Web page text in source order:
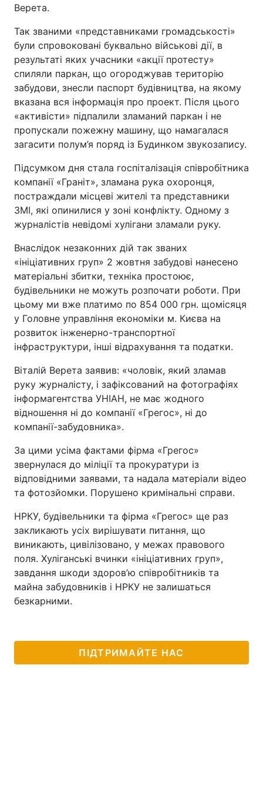
Верета.
Так званими «представниками громадськості»
були спровоковані буквально військові дії, в
результаті яких учасники «акції протесту»
спиляли паркан, що огороджував територію
забудови, знесли паспорт будівництва, на якому
вказана вся інформація про проект. Після цього
«активісти» підпалили зламаний паркан і не
пропускали пожежну машину, що намагалася
загасити полум’я поряд із Будинком звукозапису.
Підсумком дня стала госпіталізація співробітника
компанії «Граніт», зламана рука охоронця,
постраждали місцеві жителі та представники
ЗМІ, які опинилися у зоні конфлікту. Одному з
журналістів невідомі хулігани зламали руку.
Внаслідок незаконних дій так званих
«ініціативних груп» 2 жовтня забудові нанесено
матеріальні збитки, техніка простоює,
будівельники не можуть розпочати роботи. При
цьому ми вже платимо по 854 000 грн. щомісяця
у Головне управління економіки м. Києва на
розвиток інженерно-транспортної
інфраструктури, інші відрахування та податки.
Віталій Верета заявив: «чоловік, який зламав
руку журналісту, і зафіксований на фотографіях
інформагентства УНІАН, не має жодного
відношення ні до компанії «Грегос», ні до
компанії-забудовника».
За цими усіма фактами фірма «Грегос»
звернулася до міліції та прокуратури із
відповідними заявами, та надала матеріали відео
та фотозйомки. Порушено кримінальні справи.
НРКУ, будівельники та фірма «Грегос» ще раз
закликають усіх вирішувати питання, що
виникають, цивілізовано, у межах правового
поля. Хуліганські вчинки «ініціативних груп»,
завдання шкоди здоров’ю співробітників та
майна забудовників і НРКУ не залишаться
безкарними.
ПІДТРИМАЙТЕ НАС